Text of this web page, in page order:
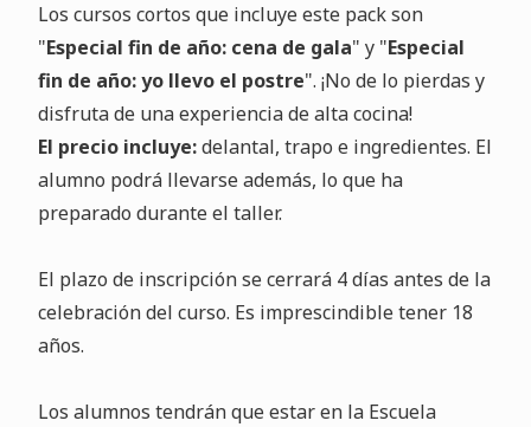
Los cursos cortos que incluye este pack son
"Especial fin de año: cena de gala" y "Especial
fin de año: yo llevo el postre". ¡No de lo pierdas y
disfruta de una experiencia de alta cocina!
El precio incluye:delantal, trapo e ingredientes. El
alumno podrá llevarse además, lo que ha
preparado durante el taller.
El plazo de inscripción se cerrará 4 días antes de la
celebración del curso. Es imprescindible tener 18
años.
Los alumnos tendrán que estar en la Escuela